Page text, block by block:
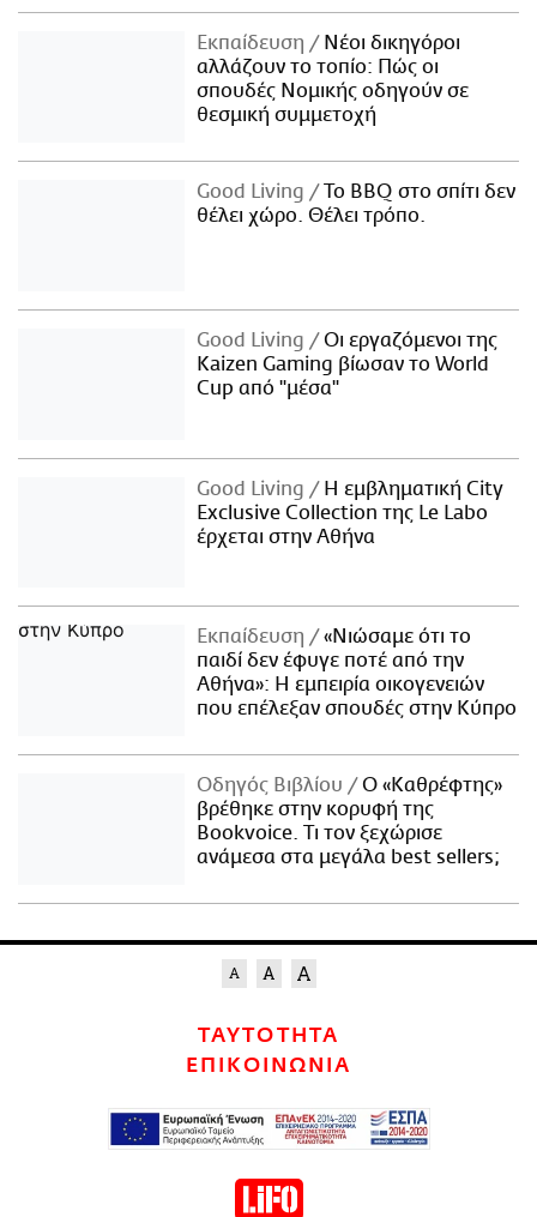
Εκπαίδευση
Νέοι δικηγόροι
αλλάζουν το τοπίο: Πώς οι
σπουδές Νομικής οδηγούν σε
θεσμική συμμετοχή
Good Living
Το BBQ στο σπίτι δεν
θέλει χώρο. Θέλει τρόπο.
Good Living
Οι εργαζόμενοι της
Kaizen Gaming βίωσαν το World
Cup από "μέσα"
Good Living
Η εμβληματική City
Exclusive Collection της Le Labo
έρχεται στην Αθήνα
Εκπαίδευση
«Νιώσαμε ότι το
παιδί δεν έφυγε ποτέ από την
Αθήνα»: Η εμπειρία οικογενειών
που επέλεξαν σπουδές στην Κύπρο
Οδηγός Βιβλίου
Ο «Καθρέφτης»
βρέθηκε στην κορυφή της
Bookvoice. Τι τον ξεχώρισε
ανάμεσα στα μεγάλα best sellers;
ΤΑΥΤΟΤΗΤΑ
ΕΠΙΚΟΙΝΩΝΙΑ